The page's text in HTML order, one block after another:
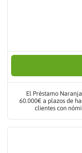
El Préstamo
60.000€ a plazos de
clientes con